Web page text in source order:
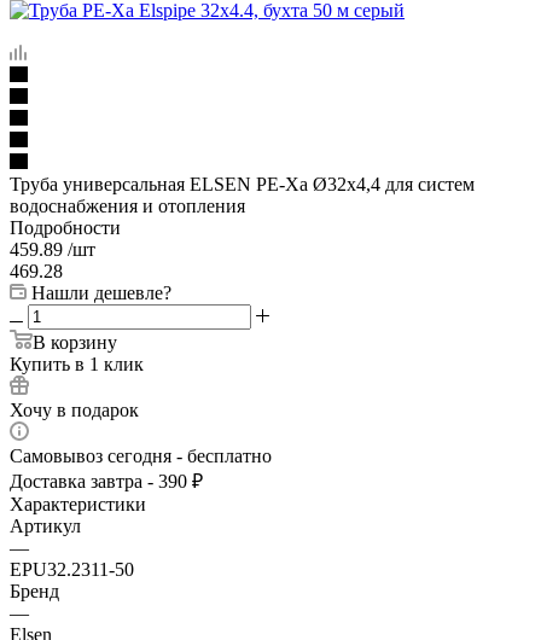
Труба универсальная ELSEN PE-Xa Ø32х4,4 для систем
водоснабжения и отопления
Подробности
459.89 /шт
469.28
Нашли дешевле?
В корзину
Купить в 1 клик
Хочу в подарок
Самовывоз сегодня - бесплатно
Доставка завтра - 390 ₽
Характеристики
Артикул
—
EPU32.2311-50
Бренд
—
Elsen